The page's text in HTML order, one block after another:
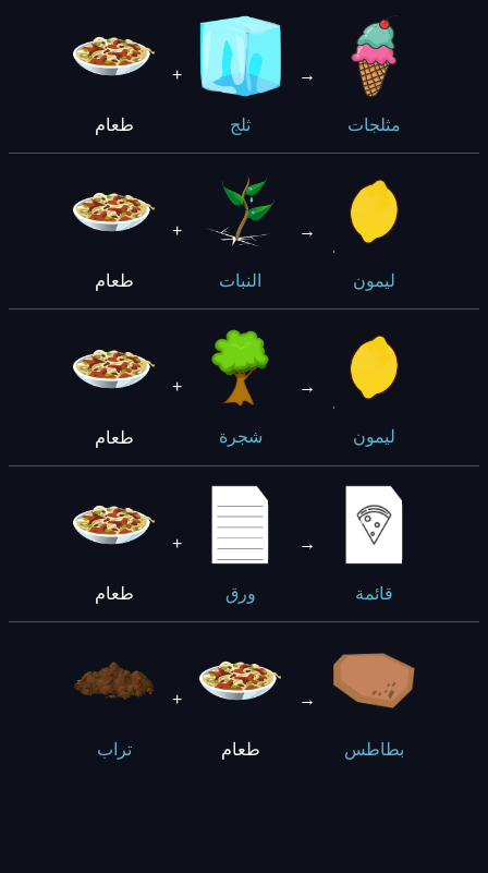
طعام
+
ثلج
→
مثلجات
طعام
+
النبات
→
ليمون
طعام
+
شجرة
→
ليمون
طعام
+
ورق
→
قائمة
تراب
+
طعام
→
بطاطس